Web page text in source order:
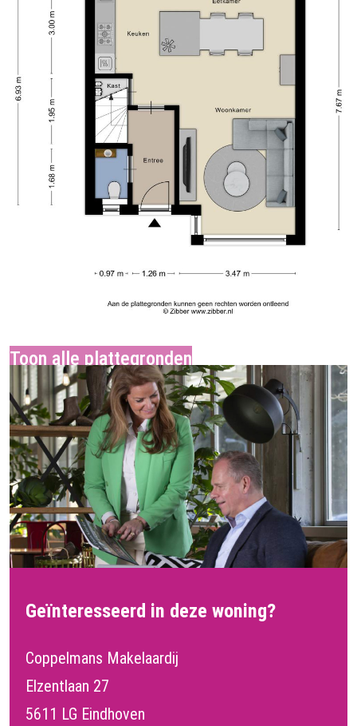
Geïnteresseerd in deze woning?
Coppelmans Makelaardij
Elzentlaan 27
5611 LG Eindhoven